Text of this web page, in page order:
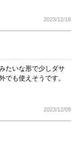
2023/12/18
たいな形で少しダサ
でも使えそうです。
2023/12/09